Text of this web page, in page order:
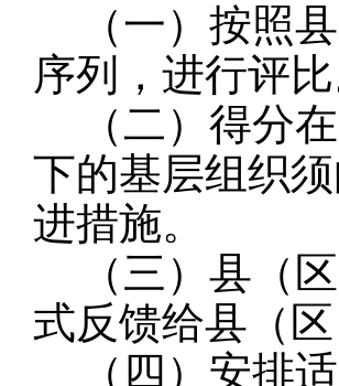
（一）按照
序列，进行评
（二）得分在
下的基层组织
进措施。
（三）县（
式反馈给县（
（四）安排